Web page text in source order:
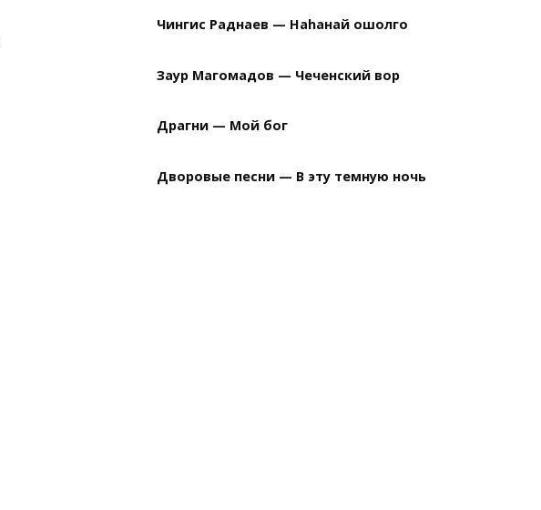
Чингис Раднаев — Наhанай ошолго
Заур Магомадов — Чеченский вор
Драгни — Мой бог
Дворовые песни — В эту темную ночь